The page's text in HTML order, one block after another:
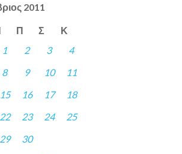
2011
Π Σ Κ
1 2 3
4
8 9 10
11
15 16 17
18
22 23 24
25
29 30